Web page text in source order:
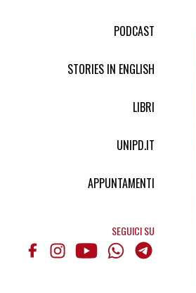
PODCAST
STORIES IN ENGLISH
LIBRI
UNIPD.IT
APPUNTAMENTI
SEGUICI SU